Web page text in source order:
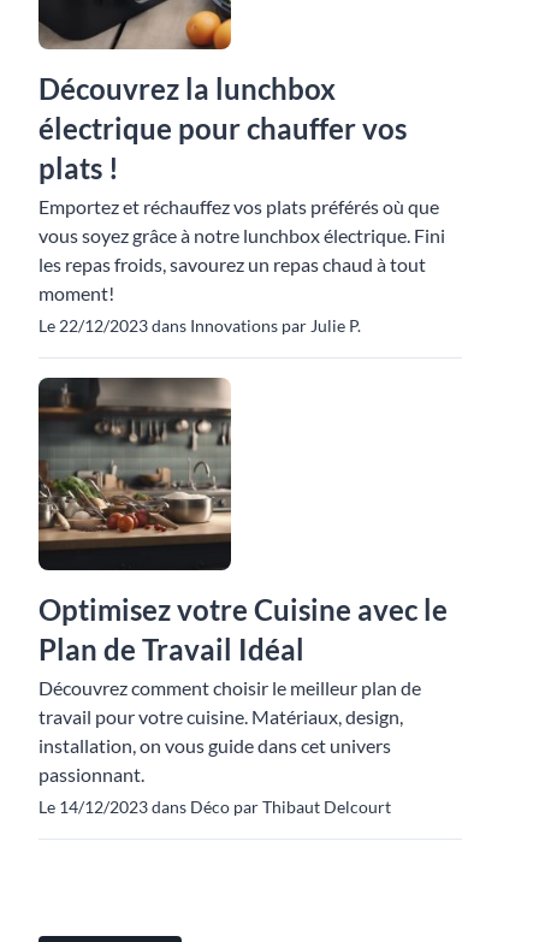
Découvrez la lunchbox
électrique pour chauffer vos
plats !
Emportez et réchauffez vos plats préférés où que
vous soyez grâce à notre lunchbox électrique. Fini
les repas froids, savourez un repas chaud à tout
moment!
Le 22/12/2023 dans Innovations par Julie P.
Optimisez votre Cuisine avec le
Plan de Travail Idéal
Découvrez comment choisir le meilleur plan de
travail pour votre cuisine. Matériaux, design,
installation, on vous guide dans cet univers
passionnant.
Le 14/12/2023 dans Déco par Thibaut Delcourt